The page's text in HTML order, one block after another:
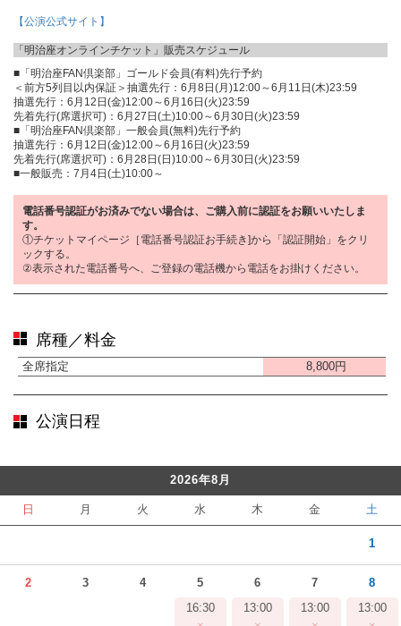
【公演公式サイト】
「明治座オンラインチケット」販売スケジュール
■「明治座FAN倶楽部」ゴールド会員(有料)先行予約
＜前方5列目以内保証＞抽選先行：6月8日(月)12:00～6月11日(木)23:59
抽選先行：6月12日(金)12:00～6月16日(火)23:59
先着先行(席選択可)：6月27日(土)10:00～6月30日(火)23:59
■「明治座FAN倶楽部」一般会員(無料)先行予約
抽選先行：6月12日(金)12:00～6月16日(火)23:59
先着先行(席選択可)：6月28日(日)10:00～6月30日(火)23:59
■一般販売：7月4日(土)10:00～
電話番号認証がお済みでない場合は、ご購入前に認証をお願いいたしま
す。
①チケットマイページ［電話番号認証お手続き]から「認証開始」をクリ
ックする。
②表示された電話番号へ、ご登録の電話機から電話をお掛けください。
席種／料金
全席指定 8,800円
公演日程
2026年8月
日 月 火 水 木 金 土
1
2 3 4
5
16:30
6
13:00
7
13:00
8
13:00